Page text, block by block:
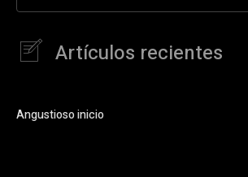
Artículos recientes
Angustioso inicio